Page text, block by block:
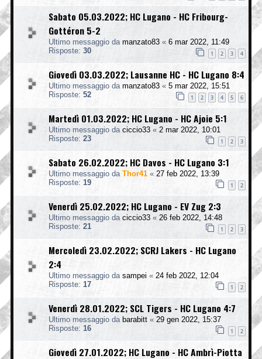
Sabato 05.03.2022; HC Lugano - HC Fribourg-
Gottéron 5-2
Ultimo messaggio da manzato83 « 6 mar 2022, 11:49
Risposte: 30 1 2 3 4
Giovedì 03.03.2022; Lausanne HC - HC Lugano 8:4
Ultimo messaggio da manzato83 « 5 mar 2022, 15:51
Risposte: 52 1 2 3 4 5 6
Martedì 01.03.2022; HC Lugano - HC Ajoie 5:1
Ultimo messaggio da ciccio33 « 2 mar 2022, 10:01
Risposte: 23 1 2 3
Sabato 26.02.2022; HC Davos - HC Lugano 3:1
Ultimo messaggio da Thor41 « 27 feb 2022, 13:39
Risposte: 19 1 2
Venerdì 25.02.2022; HC Lugano - EV Zug 2:3
Ultimo messaggio da ciccio33 « 26 feb 2022, 14:48
Risposte: 21 1 2 3
Mercoledì 23.02.2022; SCRJ Lakers - HC Lugano
2:4
Ultimo messaggio da sampei « 24 feb 2022, 12:04
Risposte: 17 1 2
Venerdì 28.01.2022; SCL Tigers - HC Lugano 4:7
Ultimo messaggio da barabitt « 29 gen 2022, 15:37
Risposte: 16 1 2
Giovedì 27.01.2022; HC Lugano - HC Ambrì-Piotta